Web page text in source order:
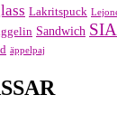
Lakritspuck
Sandwich SIA
äppelpaj